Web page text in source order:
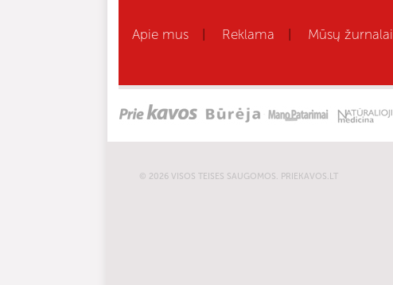
Apie mus Reklama Mūsų žurnalai
© 2026 VISOS TEISES SAUGOMOS. PRIEKAVOS.LT